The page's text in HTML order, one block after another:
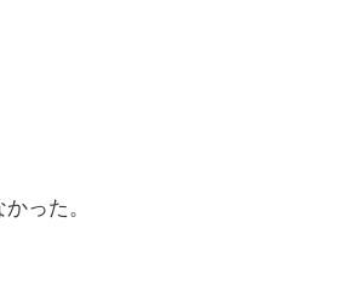
った。